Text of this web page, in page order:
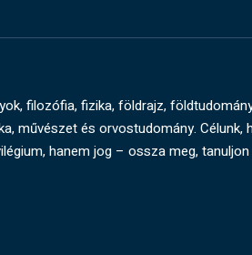
filozófia, fizika, földrajz,
művészet és orvostudomány. Célunk,
hanem jog – ossza meg,